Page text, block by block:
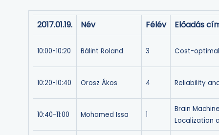
2017.01.19. Név Félév Előadás
10:00-10:20 Bálint Roland 3 Cost-
10:20-10:40 Orosz Ákos 4 Reliability
10:40-11:00 Mohamed Issa 1
Brain
Localization